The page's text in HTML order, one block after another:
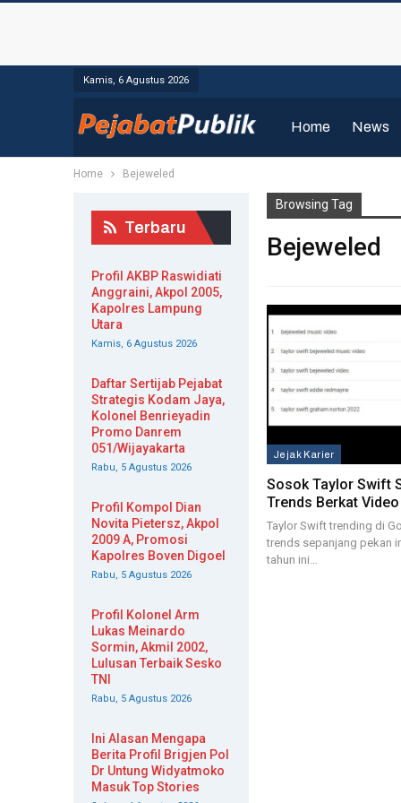
Kamis, 6 Agustus 2026
Home News
Home Bejeweled
Browsing Tag
Bejeweled
Jejak Karier
Sosok Taylor Swift
Trends Berkat
Taylor Swift trending di
trends sepanjang pekan
tahun ini…
Terbaru
Profil AKBP Raswidiati
Anggraini, Akpol 2005,
Kapolres Lampung
Utara
Kamis, 6 Agustus 2026
Daftar Sertijab Pejabat
Strategis Kodam Jaya,
Kolonel Benrieyadin
Promo Danrem
051/Wijayakarta
Rabu, 5 Agustus 2026
Profil Kompol Dian
Novita Pietersz, Akpol
2009 A, Promosi
Kapolres Boven Digoel
Rabu, 5 Agustus 2026
Profil Kolonel Arm
Lukas Meinardo
Sormin, Akmil 2002,
Lulusan Terbaik Sesko
TNI
Rabu, 5 Agustus 2026
Ini Alasan Mengapa
Berita Profil Brigjen Pol
Dr Untung Widyatmoko
Masuk Top Stories